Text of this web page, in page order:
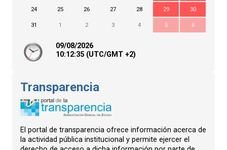
24 25 26 27 28 29 30
31 1 2 3 4 5 6
09/08/2026
10:12:36 (UTC/GMT +2)
Transparencia
El portal de transparencia ofrece información acerca de
la actividad pública institucional y permite ejercer el